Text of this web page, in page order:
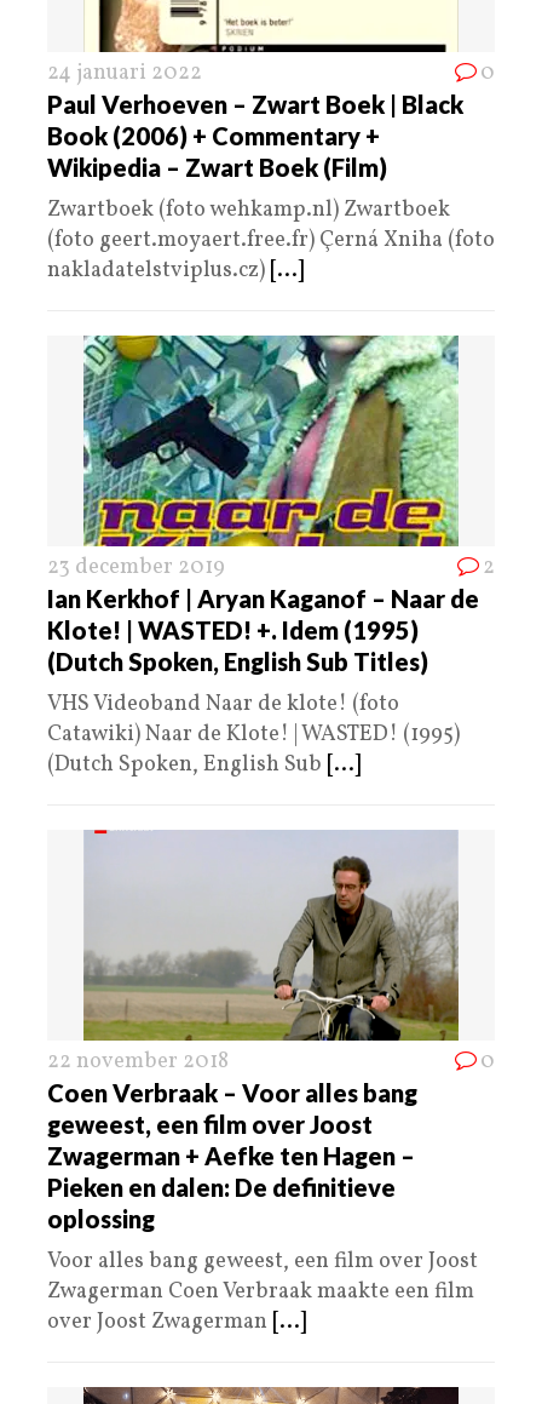
24 januari 2022 0
Paul Verhoeven – Zwart Boek | Black
Book (2006) + Commentary +
Wikipedia – Zwart Boek (Film)
Zwartboek (foto wehkamp.nl) Zwartboek
(foto geert.moyaert.free.fr) Çerná Xniha (foto
nakladatelstviplus.cz) [...]
23 december 2019 2
Ian Kerkhof | Aryan Kaganof – Naar de
Klote! | WASTED! +. Idem (1995)
(Dutch Spoken, English Sub Titles)
VHS Videoband Naar de klote! (foto
Catawiki) Naar de Klote! | WASTED! (1995)
(Dutch Spoken, English Sub [...]
22 november 2018 0
Coen Verbraak – Voor alles bang
geweest, een film over Joost
Zwagerman + Aefke ten Hagen –
Pieken en dalen: De definitieve
oplossing
Voor alles bang geweest, een film over Joost
Zwagerman Coen Verbraak maakte een film
over Joost Zwagerman [...]